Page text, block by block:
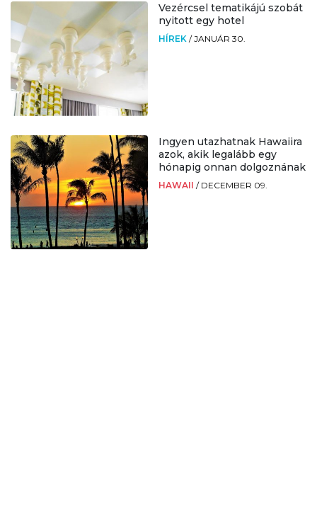
Vezércsel tematikájú szobát
nyitott egy hotel
HÍREK /JANUÁR 30.
Ingyen utazhatnak Hawaiira
azok, akik legalább egy
hónapig onnan dolgoznának
HAWAII / DECEMBER 09.